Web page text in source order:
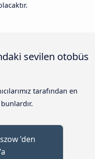
sevilen otobüs
tarafından en
'den